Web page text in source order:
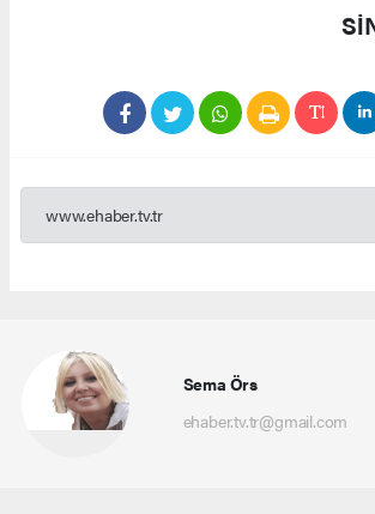
www.ehaber.tv.tr
Sema Örs
ehaber.tv.tr@gmail.com